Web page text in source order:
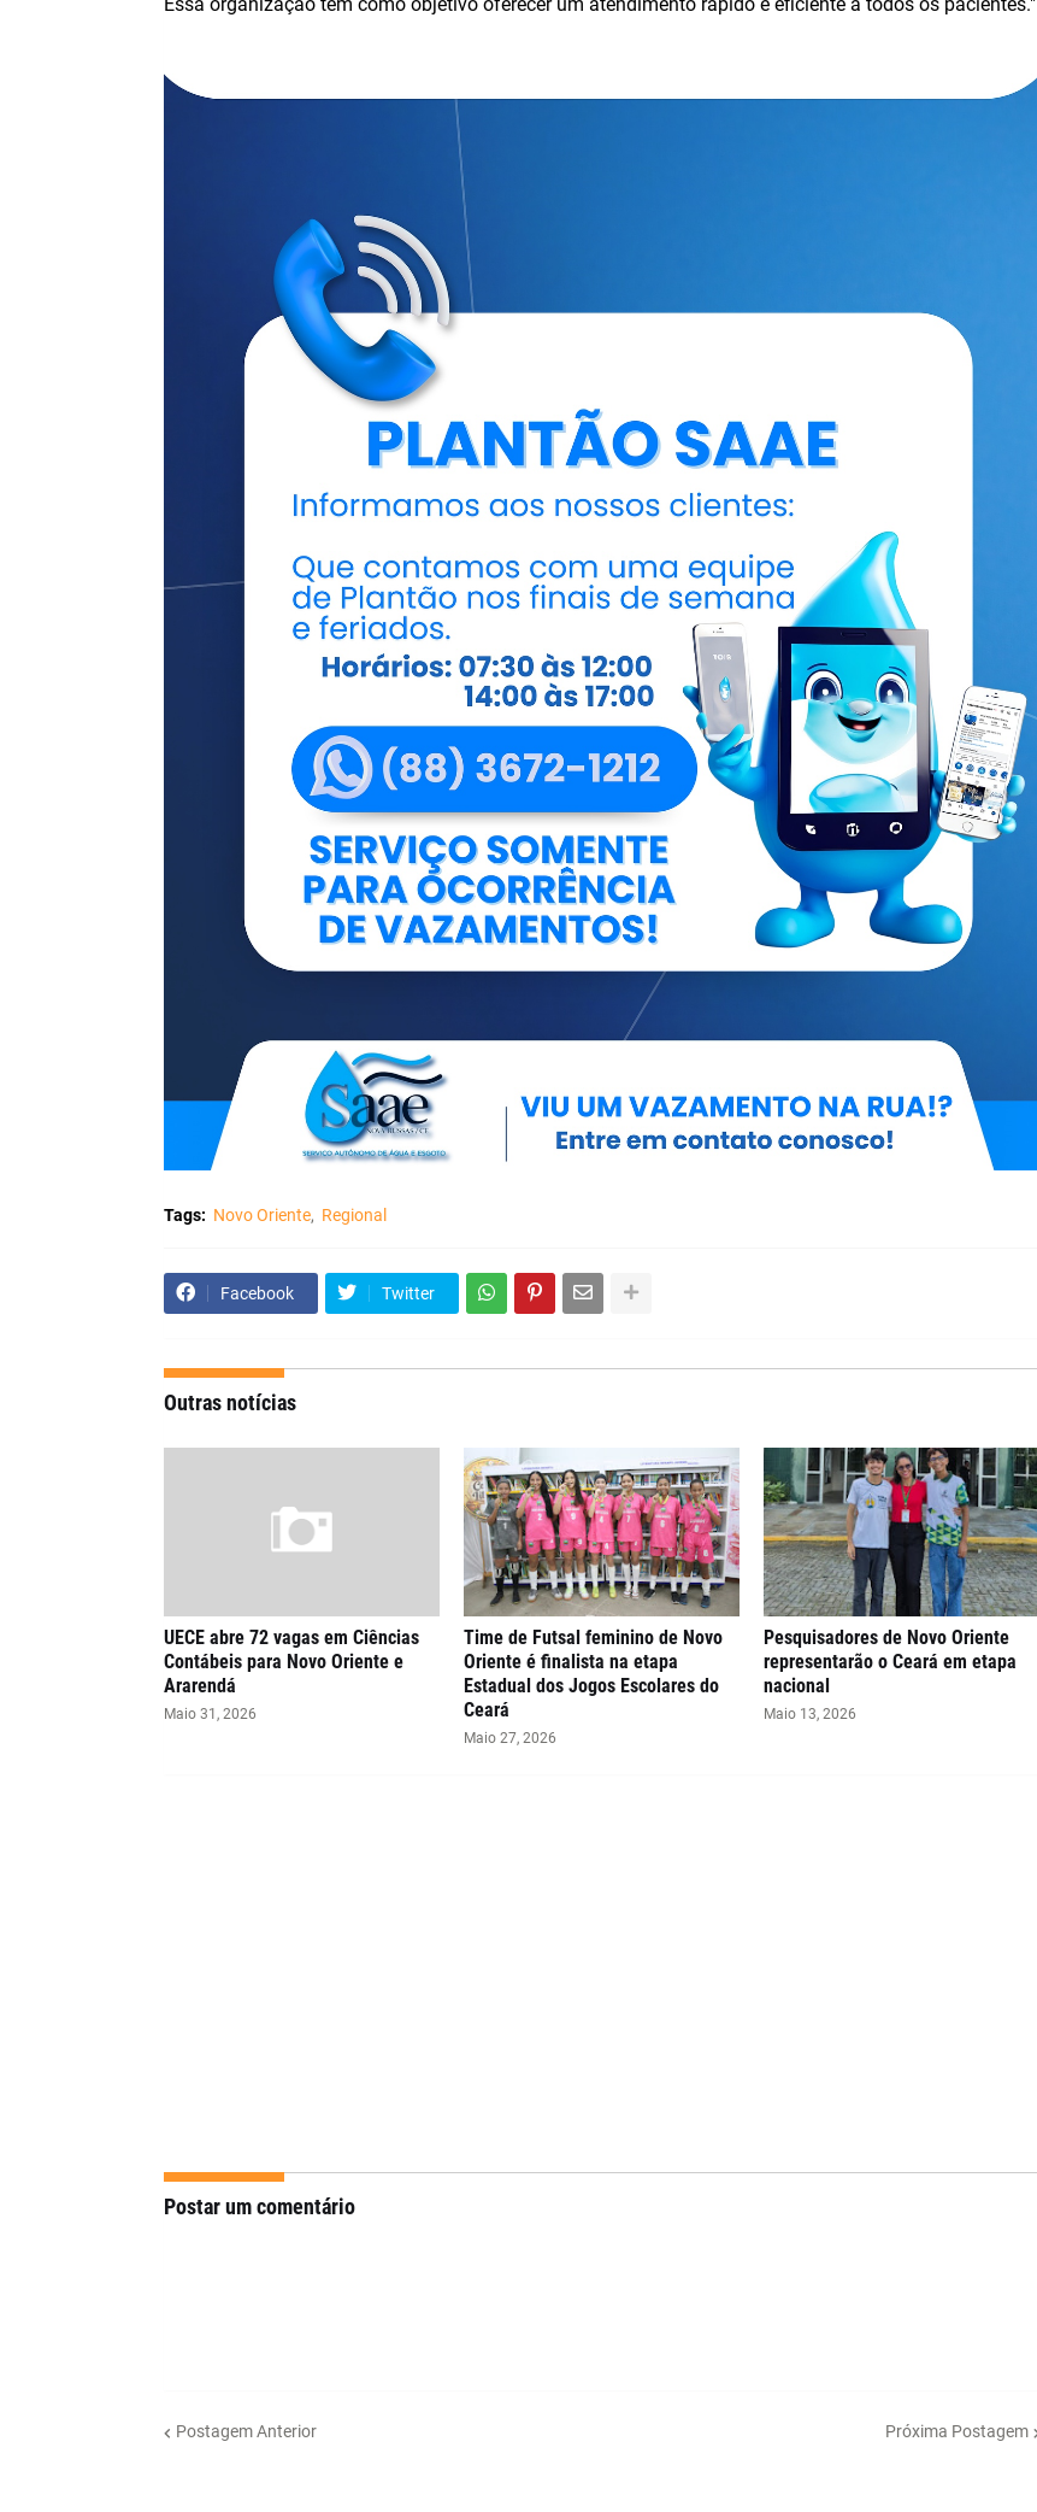
Tags: Novo Oriente Regional
Facebook Twitter
Outras notícias
UECE abre 72 vagas em Ciências
Contábeis para Novo Oriente e
Ararendá
Maio 31, 2026
Time de Futsal feminino de Novo
Oriente é finalista na etapa
Estadual dos Jogos Escolares do
Ceará
Maio 27, 2026
Pesquisadores de Novo Oriente
representarão o Ceará em etapa
nacional
Maio 13, 2026
Postar um comentário
Postagem Anterior Próxima Postagem